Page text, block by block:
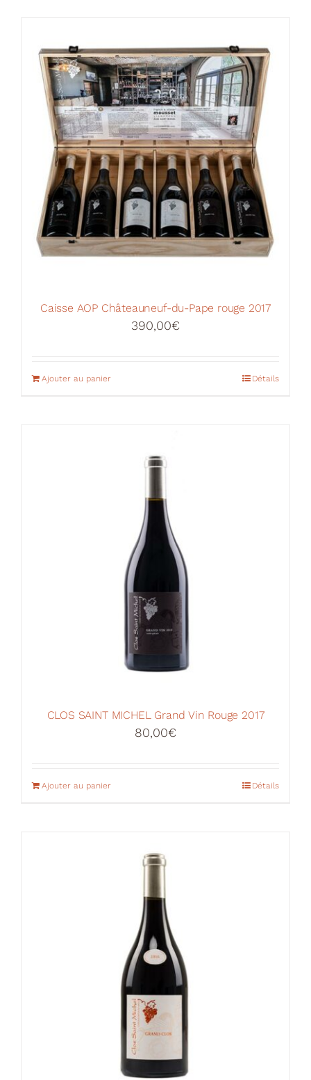
Caisse AOP Châteauneuf-du-Pape rouge 2017
390,00€
Ajouter au panier Détails
CLOS SAINT MICHEL Grand Vin Rouge 2017
80,00€
Ajouter au panier Détails